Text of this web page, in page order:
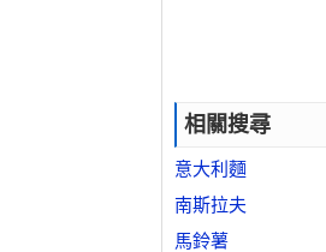
相關搜尋
意大利麵
南斯拉夫
馬鈴薯